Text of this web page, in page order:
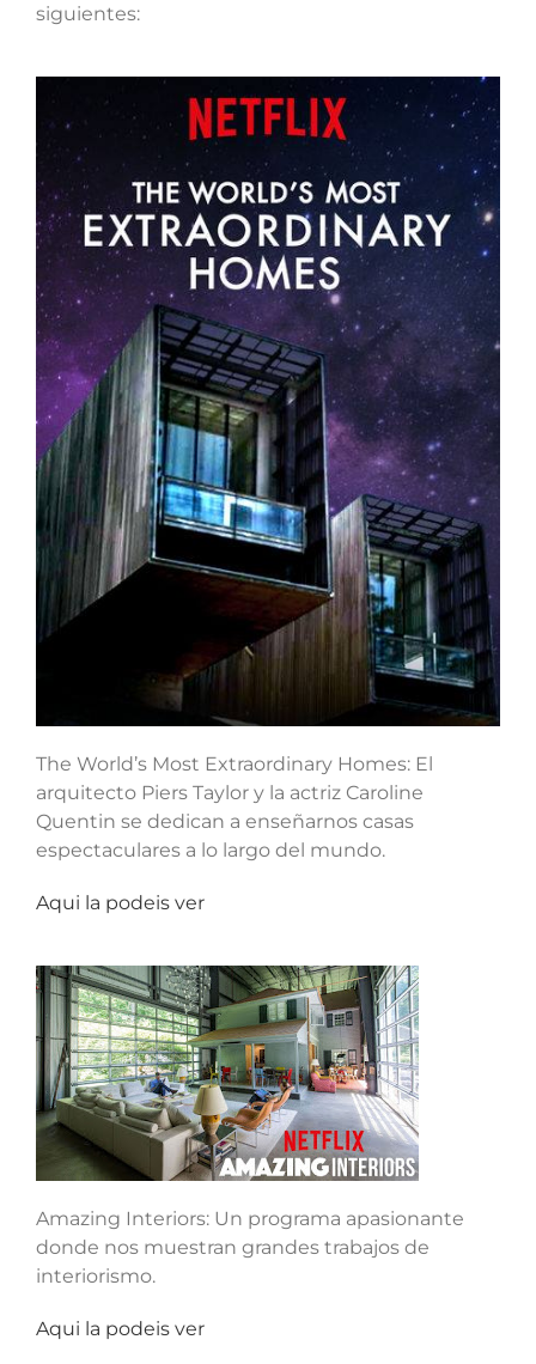
siguientes:
The World’s Most Extraordinary Homes: El
arquitecto Piers Taylor y la actriz Caroline
Quentin se dedican a enseñarnos casas
espectaculares a lo largo del mundo.
Aqui la podeis ver
Amazing Interiors: Un programa apasionante
donde nos muestran grandes trabajos de
interiorismo.
Aqui la podeis ver